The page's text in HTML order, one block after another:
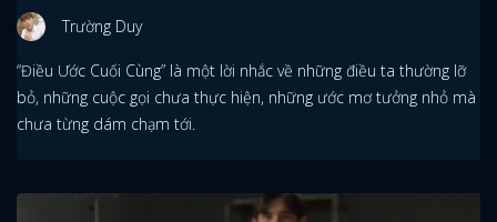
Trường Duy
“Điều Ước Cuối Cùng” là một lời nhắc về những điều ta thường lỡ
bỏ, những cuộc gọi chưa thực hiện, những ước mơ tưởng nhỏ mà
chưa từng dám chạm tới.